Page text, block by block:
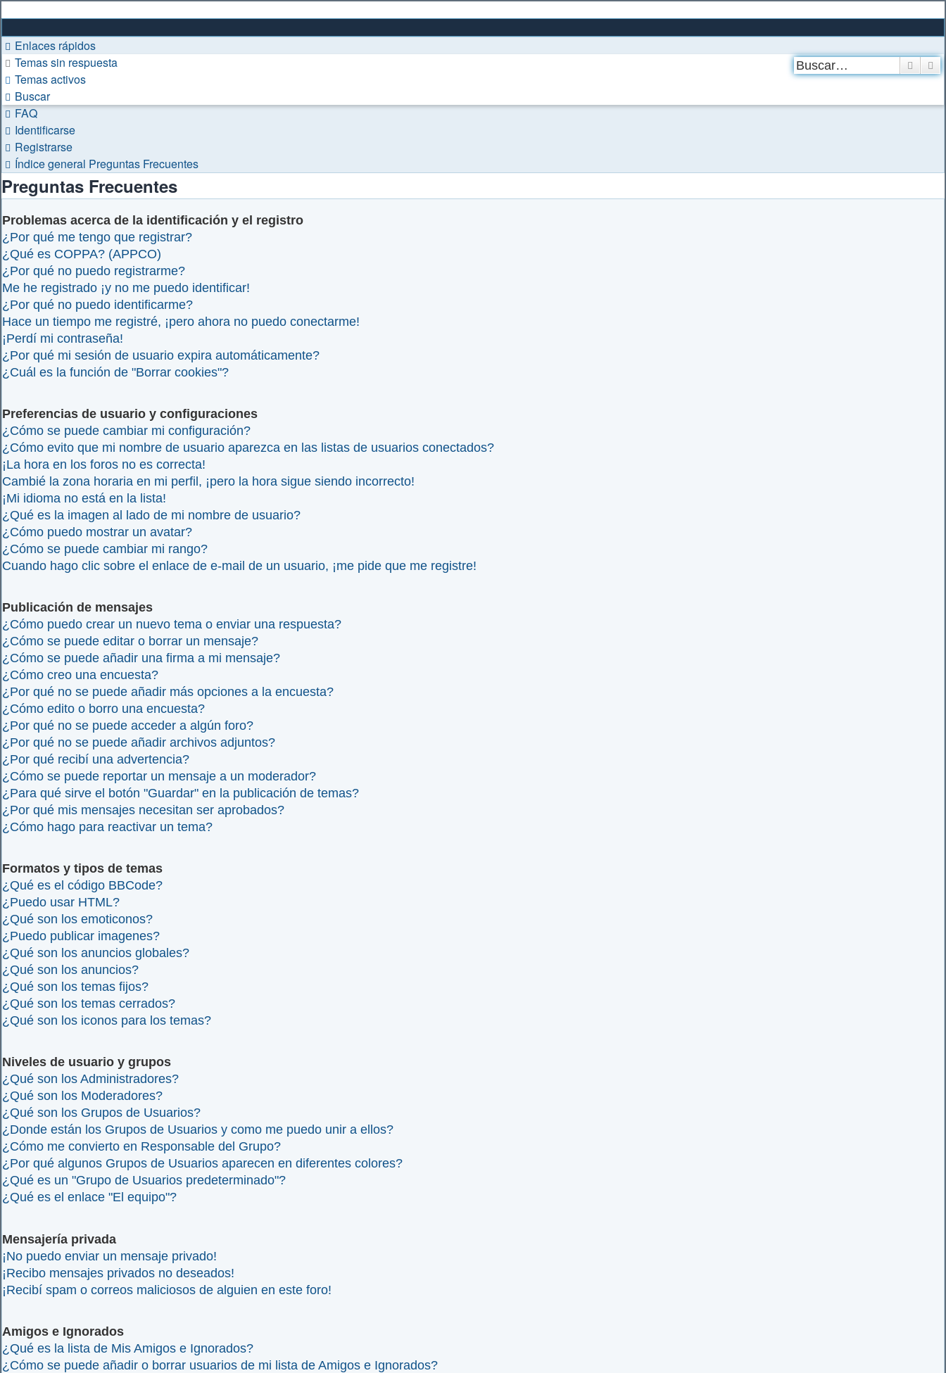
Buscar
Enlaces rápidos
Temas sin respuesta
Temas activos
Buscar
FAQ
Identificarse
Registrarse
Índice general Preguntas Frecuentes
Preguntas Frecuentes
Problemas acerca de la identificación y el registro
¿Por qué me tengo que registrar?
¿Qué es COPPA? (APPCO)
¿Por qué no puedo registrarme?
Me he registrado ¡y no me puedo identificar!
¿Por qué no puedo identificarme?
Hace un tiempo me registré, ¡pero ahora no puedo conectarme!
¡Perdí mi contraseña!
¿Por qué mi sesión de usuario expira automáticamente?
¿Cuál es la función de "Borrar cookies"?
Preferencias de usuario y configuraciones
¿Cómo se puede cambiar mi configuración?
¿Cómo evito que mi nombre de usuario aparezca en las listas de usuarios conectados?
¡La hora en los foros no es correcta!
Cambié la zona horaria en mi perfil, ¡pero la hora sigue siendo incorrecto!
¡Mi idioma no está en la lista!
¿Qué es la imagen al lado de mi nombre de usuario?
¿Cómo puedo mostrar un avatar?
¿Cómo se puede cambiar mi rango?
Cuando hago clic sobre el enlace de e-mail de un usuario, ¡me pide que me registre!
Publicación de mensajes
¿Cómo puedo crear un nuevo tema o enviar una respuesta?
¿Cómo se puede editar o borrar un mensaje?
¿Cómo se puede añadir una firma a mi mensaje?
¿Cómo creo una encuesta?
¿Por qué no se puede añadir más opciones a la encuesta?
¿Cómo edito o borro una encuesta?
¿Por qué no se puede acceder a algún foro?
¿Por qué no se puede añadir archivos adjuntos?
¿Por qué recibí una advertencia?
¿Cómo se puede reportar un mensaje a un moderador?
¿Para qué sirve el botón "Guardar" en la publicación de temas?
¿Por qué mis mensajes necesitan ser aprobados?
¿Cómo hago para reactivar un tema?
Formatos y tipos de temas
¿Qué es el código BBCode?
¿Puedo usar HTML?
¿Qué son los emoticonos?
¿Puedo publicar imagenes?
¿Qué son los anuncios globales?
¿Qué son los anuncios?
¿Qué son los temas fijos?
¿Qué son los temas cerrados?
¿Qué son los iconos para los temas?
Niveles de usuario y grupos
¿Qué son los Administradores?
¿Qué son los Moderadores?
¿Qué son los Grupos de Usuarios?
¿Donde están los Grupos de Usuarios y como me puedo unir a ellos?
¿Cómo me convierto en Responsable del Grupo?
¿Por qué algunos Grupos de Usuarios aparecen en diferentes colores?
¿Qué es un "Grupo de Usuarios predeterminado"?
¿Qué es el enlace "El equipo"?
Mensajería privada
¡No puedo enviar un mensaje privado!
¡Recibo mensajes privados no deseados!
¡Recibí spam o correos maliciosos de alguien en este foro!
Amigos e Ignorados
¿Qué es la lista de Mis Amigos e Ignorados?
¿Cómo se puede añadir o borrar usuarios de mi lista de Amigos e Ignorados?